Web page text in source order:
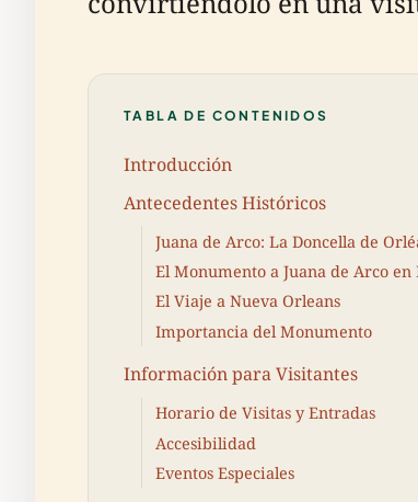
TABLA DE CONTENIDOS
Introducción
Antecedentes Históricos
Juana de Arco: La Doncella de
El Monumento a Juana de Arco en
El Viaje a Nueva Orleans
Importancia del Monumento
Información para Visitantes
Horario de Visitas y Entradas
Accesibilidad
Eventos Especiales